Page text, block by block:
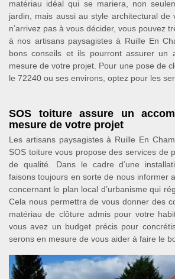
matériau idéal qui se mariera, non
jardin, mais aussi au style architectural de
n’arrivez pas à vous décider, vous pouvez
à nos artisans paysagistes à Ruille En
bons conseils et ils pourront assurer un
mesure de votre projet. Pour une pose de
le 72240 ou ses environs, optez pour les
SOS toiture assure un
mesure de votre projet
Les artisans paysagistes à Ruille En
SOS toiture vous propose des services de
de qualité. Dans le cadre d’une
faisons toujours en sorte de nous informer
concernant le plan local d’urbanisme qui
Cela nous permettra de vous donner des
matériau de clôture admis pour votre
vous avez un budget précis pour
serons en mesure de vous aider à faire le